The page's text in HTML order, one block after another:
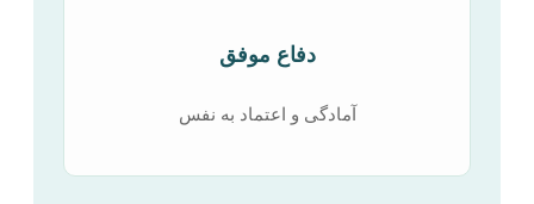
دفاع موفق
آمادگی و اعتماد به نفس